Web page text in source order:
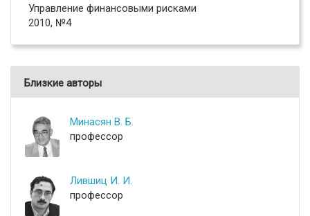
Управление финансовыми рисками
2010, №4
Близкие авторы
Минасян В. Б.
профессор
Лившиц И. И.
профессор